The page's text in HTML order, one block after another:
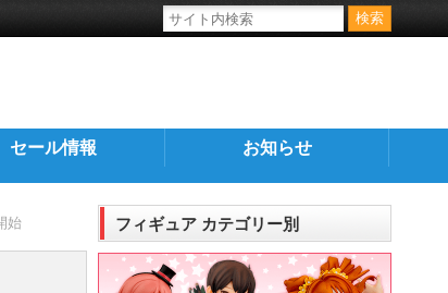
セール情報 お知らせ
始 フィギュア カテゴリー別